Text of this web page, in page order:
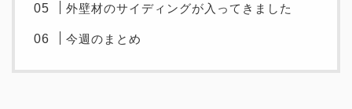
外壁材のサイディングが入ってきました
今週のまとめ